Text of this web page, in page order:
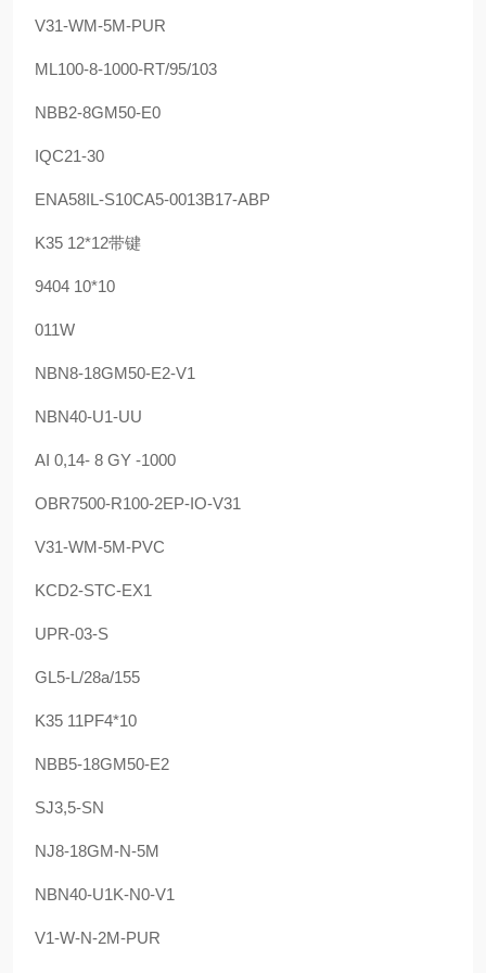
V31-WM-5M-PUR
ML100-8-1000-RT/95/103
NBB2-8GM50-E0
IQC21-30
ENA58IL-S10CA5-0013B17-ABP
K35 12*12带键
9404 10*10
011W
NBN8-18GM50-E2-V1
NBN40-U1-UU
AI 0,14- 8 GY -1000
OBR7500-R100-2EP-IO-V31
V31-WM-5M-PVC
KCD2-STC-EX1
UPR-03-S
GL5-L/28a/155
K35 11PF4*10
NBB5-18GM50-E2
SJ3,5-SN
NJ8-18GM-N-5M
NBN40-U1K-N0-V1
V1-W-N-2M-PUR